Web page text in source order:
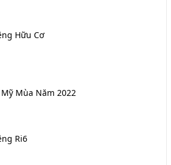
Hữu Cơ
Mùa Năm 2022
Ri6